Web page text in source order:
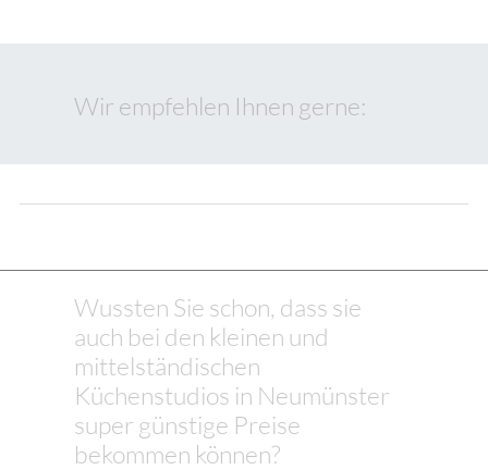
Wir empfehlen Ihnen gerne:
Wussten Sie schon, dass sie
auch bei den kleinen und
mittelständischen
Küchenstudios in Neumünster
super günstige Preise
bekommen können?